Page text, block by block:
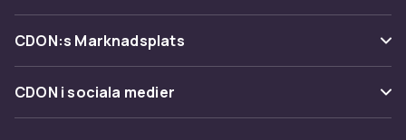
Återkallelser
Varumärken
Shopit.se
Om oss
Kundrecensioner
CDON:s Marknadsplats
Sälj på CDON
Bli affiliate
CDON i sociala medier